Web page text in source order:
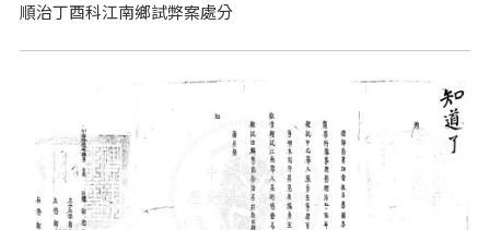
順治丁酉科江南鄉試弊案處分